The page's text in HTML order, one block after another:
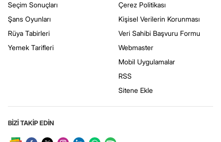
Seçim Sonuçları
Şans Oyunları
Rüya Tabirleri
Yemek Tarifleri
Çerez Politikası
Kişisel Verilerin Korunması
Veri Sahibi Başvuru Formu
Webmaster
Mobil Uygulamalar
RSS
Sitene Ekle
BİZİ TAKİP EDİN